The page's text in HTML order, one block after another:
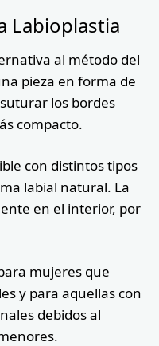
Labioplastia
al método del
pieza en forma de
los bordes
compacto.
con distintos tipos
labial natural. La
en el interior, por
mujeres que
y para aquellas con
debidos al